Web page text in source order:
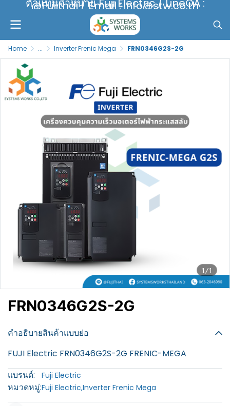
ตัวแทนจำหน่าย Fuji Electric / LineOA :
@Fujithai / Email : info@stw.co.th
Home ... Inverter Frenic Mega FRN0346G2S-2G
1/1
FRN0346G2S-2G
คำอธิบายสินค้าแบบย่อ
FUJI Electric FRN0346G2S-2G FRENIC-MEGA
แบรนด์:
Fuji Electric
หมวดหมู่:Fuji Electric,Inverter Frenic Mega